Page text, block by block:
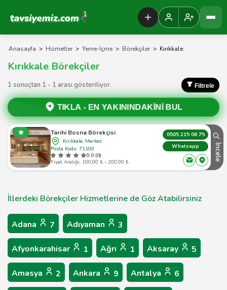
Tavsiyemiz Anasayfa
Anasayfa > Hizmetler > Yeme-İçme > Börekçiler > Kırıkkale
Kırıkkale Börekçiler
1 sonuçtan 1 - 1 arası gösteriliyor. Filtrele
TIKLA - EN YAKININDAKİNİ BUL
Tarihi Bosna Börekçisi
Kırıkkale, Merkez
Posta Kodu: 71100
0.0 (0)
Fiyat Aralığı: 100,00 ₺ - 200,00 ₺
0505 215 06 75
Whatsapp
İncele
İllerdeki Börekçiler Hizmetlerine de Göz Atabilirsiniz
Adana 7 Adıyaman 3
Afyonkarahisar 1 Ağrı 1 Aksaray 5
Amasya 2 Ankara 9 Antalya 6